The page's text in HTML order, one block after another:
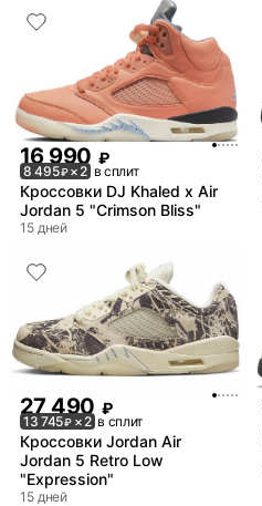
16 990 ₽
8 495₽× 2 в сплит
Кроссовки DJ Khaled x Air
Jordan 5 "Crimson Bliss"
15 дней
27 490 ₽
13 745₽ × 2 в сплит
Кроссовки Jordan Air
Jordan 5 Retro Low
"Expression"
15 дней